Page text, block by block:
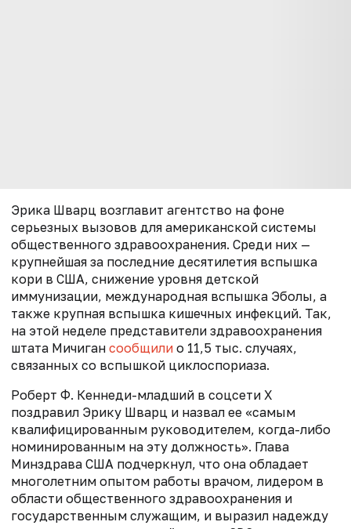
Эрика Шварц возглавит агентство на фоне
серьезных вызовов для американской системы
общественного здравоохранения. Среди них —
крупнейшая за последние десятилетия вспышка
кори в США, снижение уровня детской
иммунизации, международная вспышка Эболы, а
также крупная вспышка кишечных инфекций. Так,
на этой неделе представители здравоохранения
штата Мичиган сообщили о 11,5 тыс. случаях,
связанных со вспышкой циклоспориаза.
Роберт Ф. Кеннеди-младший в соцсети Х
поздравил Эрику Шварц и назвал ее «самым
квалифицированным руководителем, когда-либо
номинированным на эту должность». Глава
Минздрава США подчеркнул, что она обладает
многолетним опытом работы врачом, лидером в
области общественного здравоохранения и
государственным служащим, и выразил надежду